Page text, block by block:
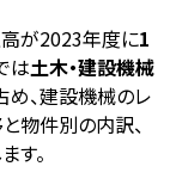
が2023年度に1
は土木・建設機械
、建設機械のレ
物件別の内訳、
す。